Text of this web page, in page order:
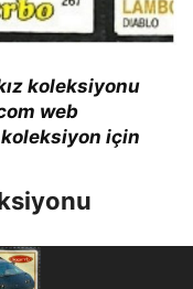
koleksiyonu
web
koleksiyon için